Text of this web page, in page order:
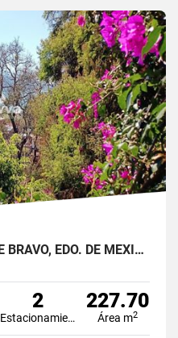
CASA EN VENTA, VALLE DE BRAVO, EDO. DE MÉXICO
2
Estacionamiento
227.70
Área m2